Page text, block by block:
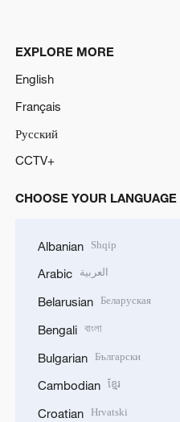
EXPLORE MORE
English
Français
Русский
CCTV+
CHOOSE YOUR LANGUAGE
Albanian Shqip
Arabic العربية
Belarusian Беларуская
Bengali বাংলা
Bulgarian Български
Cambodian ខ្មែរ
Croatian Hrvatski